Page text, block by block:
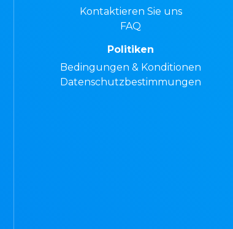
Kontaktieren Sie uns
FAQ
Politiken
Bedingungen & Konditionen
Datenschutzbestimmungen